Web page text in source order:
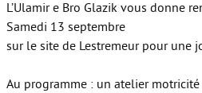
L’Ulamir e Bro Glazik vous donne
Samedi 13 septembre
sur le site de Lestremeur pour une
Au programme : un atelier